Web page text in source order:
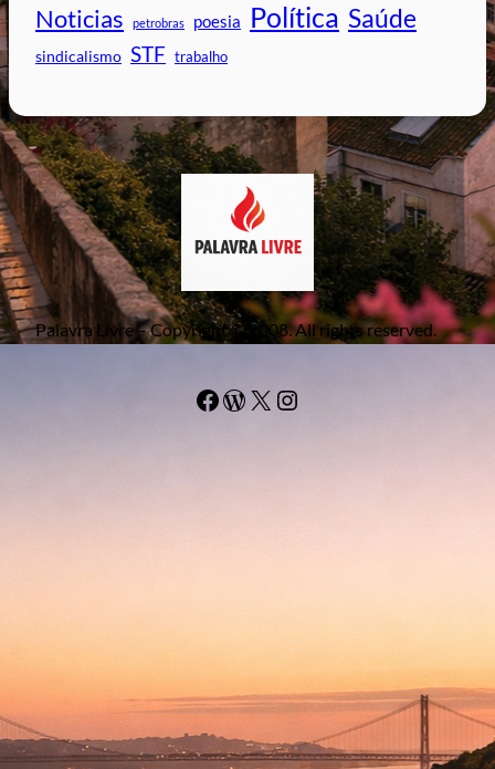
Noticias petrobras poesia Política Saúde
sindicalismo STF trabalho
Palavra Livre – Copyright © 2008. All rights reserved.
Facebook WordPress # Instagram